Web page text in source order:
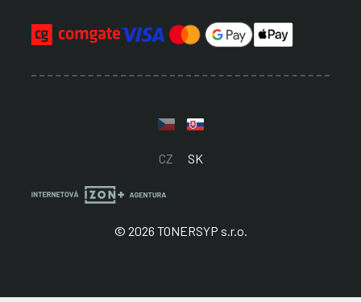
CZ SK
© 2026 TONERSYP s.r.o.